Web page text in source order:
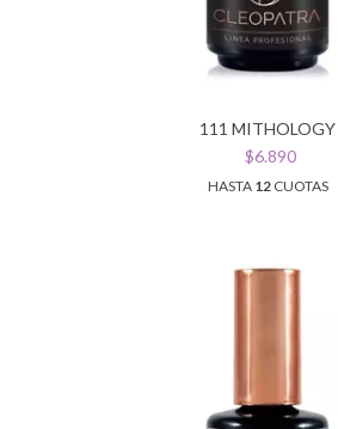
111 MITHOLOGY
$6.890
HASTA 12CUOTAS